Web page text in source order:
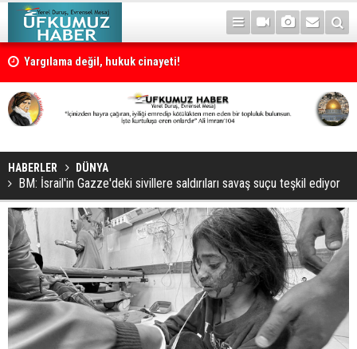
Yargılama değil, hukuk cinayeti!
HABERLER DÜNYA
BM: İsrail'in Gazze'deki sivillere saldırıları savaş suçu teşkil ediyor